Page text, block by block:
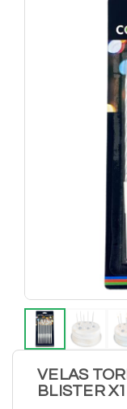
VELAS
BLISTER